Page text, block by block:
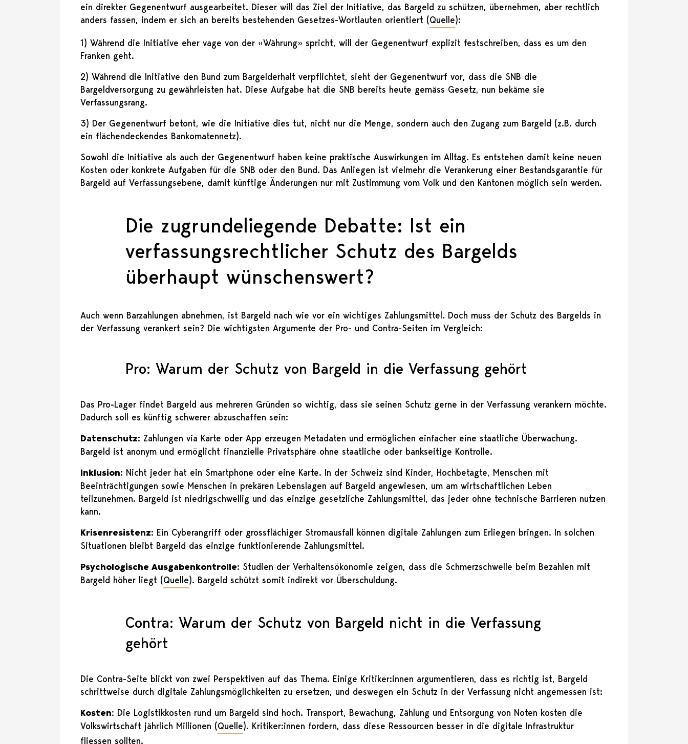
ein direkter Gegenentwurf ausgearbeitet. Dieser will das Ziel der Initiative, das Bargeld zu schützen, übernehmen, aber rechtlich
anders fassen, indem er sich an bereits bestehenden Gesetzes-Wortlauten orientiert (Quelle):
1) Während die Initiative eher vage von der «Währung» spricht, will der Gegenentwurf explizit festschreiben, dass es um den
Franken geht.
2) Während die Initiative den Bund zum Bargelderhalt verpflichtet, sieht der Gegenentwurf vor, dass die SNB die
Bargeldversorgung zu gewährleisten hat. Diese Aufgabe hat die SNB bereits heute gemäss Gesetz, nun bekäme sie
Verfassungsrang.
3) Der Gegenentwurf betont, wie die Initiative dies tut, nicht nur die Menge, sondern auch den Zugang zum Bargeld (z.B. durch
ein flächendeckendes Bankomatennetz).
Sowohl die Initiative als auch der Gegenentwurf haben keine praktische Auswirkungen im Alltag. Es entstehen damit keine neuen
Kosten oder konkrete Aufgaben für die SNB oder den Bund. Das Anliegen ist vielmehr die Verankerung einer Bestandsgarantie für
Bargeld auf Verfassungsebene, damit künftige Änderungen nur mit Zustimmung vom Volk und den Kantonen möglich sein werden.
Die zugrundeliegende Debatte: Ist ein
verfassungsrechtlicher Schutz des Bargelds
überhaupt wünschenswert?
Auch wenn Barzahlungen abnehmen, ist Bargeld nach wie vor ein wichtiges Zahlungsmittel. Doch muss der Schutz des Bargelds in
der Verfassung verankert sein? Die wichtigsten Argumente der Pro- und Contra-Seiten im Vergleich:
Pro: Warum der Schutz von Bargeld in die Verfassung gehört
Das Pro-Lager findet Bargeld aus mehreren Gründen so wichtig, dass sie seinen Schutz gerne in der Verfassung verankern möchte.
Dadurch soll es künftig schwerer abzuschaffen sein:
Datenschutz: Zahlungen via Karte oder App erzeugen Metadaten und ermöglichen einfacher eine staatliche Überwachung.
Bargeld ist anonym und ermöglicht finanzielle Privatsphäre ohne staatliche oder bankseitige Kontrolle.
Inklusion: Nicht jeder hat ein Smartphone oder eine Karte. In der Schweiz sind Kinder, Hochbetagte, Menschen mit
Beeinträchtigungen sowie Menschen in prekären Lebenslagen auf Bargeld angewiesen, um am wirtschaftlichen Leben
teilzunehmen. Bargeld ist niedrigschwellig und das einzige gesetzliche Zahlungsmittel, das jeder ohne technische Barrieren nutzen
kann.
Krisenresistenz: Ein Cyberangriff oder grossflächiger Stromausfall können digitale Zahlungen zum Erliegen bringen. In solchen
Situationen bleibt Bargeld das einzige funktionierende Zahlungsmittel.
Psychologische Ausgabenkontrolle: Studien der Verhaltensökonomie zeigen, dass die Schmerzschwelle beim Bezahlen mit
Bargeld höher liegt (Quelle). Bargeld schützt somit indirekt vor Überschuldung.
Contra: Warum der Schutz von Bargeld nicht in die Verfassung
gehört
Die Contra-Seite blickt von zwei Perspektiven auf das Thema. Einige Kritiker:innen argumentieren, dass es richtig ist, Bargeld
schrittweise durch digitale Zahlungsmöglichkeiten zu ersetzen, und deswegen ein Schutz in der Verfassung nicht angemessen ist:
Kosten: Die Logistikkosten rund um Bargeld sind hoch. Transport, Bewachung, Zählung und Entsorgung von Noten kosten die
Volkswirtschaft jährlich Millionen (Quelle). Kritiker:innen fordern, dass diese Ressourcen besser in die digitale Infrastruktur
fliessen sollten.